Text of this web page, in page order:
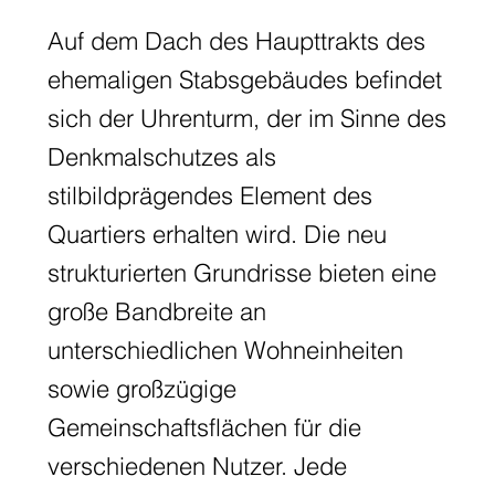
Auf dem Dach des Haupttrakts des
ehemaligen Stabsgebäudes befindet
sich der Uhrenturm, der im Sinne des
Denkmalschutzes als
stilbildprägendes Element des
Quartiers erhalten wird. Die neu
strukturierten Grundrisse bieten eine
große Bandbreite an
unterschiedlichen Wohneinheiten
sowie großzügige
Gemeinschaftsflächen für die
verschiedenen Nutzer. Jede